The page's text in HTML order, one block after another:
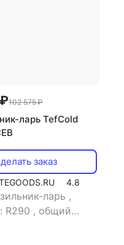
102 575 ₽
ларь TefCold
заказ
4.8
ларь ,
R290 , общий